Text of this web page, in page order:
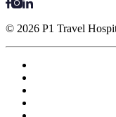
© 2026 P1 Travel